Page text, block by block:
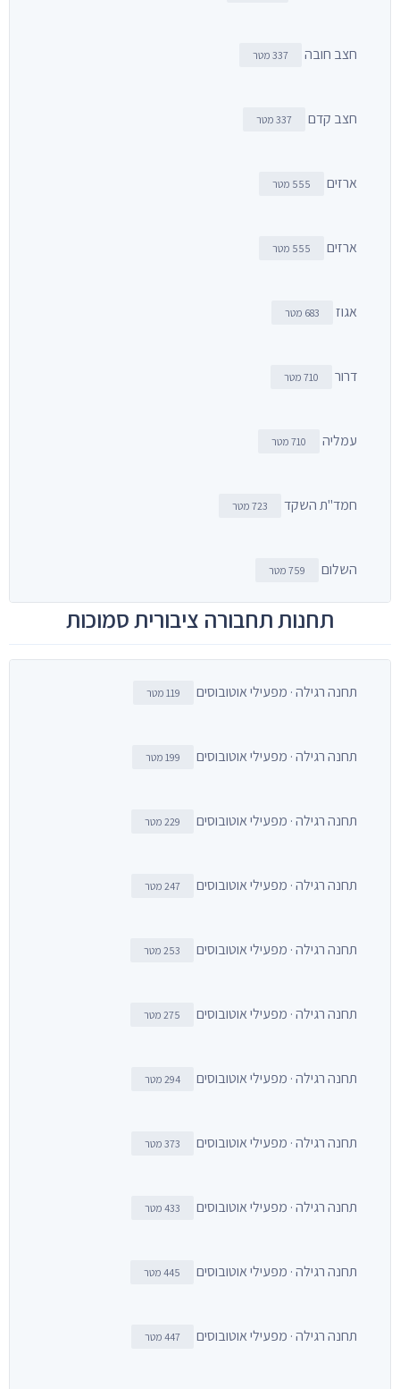
חצב חובה 337 מטר
חצב קדם 337 מטר
ארזים 555 מטר
ארזים 555 מטר
אגוז 683 מטר
דרור 710 מטר
עמליה 710 מטר
חמד"ת השקד 723 מטר
השלום 759 מטר
תחנות תחבורה ציבורית סמוכות
תחנה רגילה · מפעילי אוטובוסים 119 מטר
תחנה רגילה · מפעילי אוטובוסים 199 מטר
תחנה רגילה · מפעילי אוטובוסים 229 מטר
תחנה רגילה · מפעילי אוטובוסים 247 מטר
תחנה רגילה · מפעילי אוטובוסים 253 מטר
תחנה רגילה · מפעילי אוטובוסים 275 מטר
תחנה רגילה · מפעילי אוטובוסים 294 מטר
תחנה רגילה · מפעילי אוטובוסים 373 מטר
תחנה רגילה · מפעילי אוטובוסים 433 מטר
תחנה רגילה · מפעילי אוטובוסים 445 מטר
תחנה רגילה · מפעילי אוטובוסים 447 מטר